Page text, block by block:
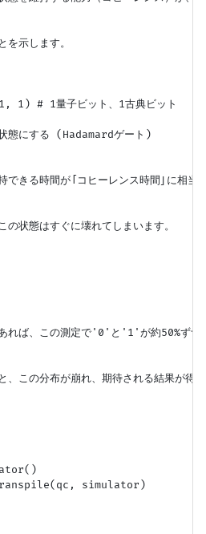
示します。
# 1量子ビット、1古典ビット
態にする (Hadamardゲート)
きる時間が「コヒーレンス時間」に相当
状態はすぐに壊れてしまいます。
れば、この測定で'0'と'1'が約50%ずつ
、この分布が崩れ、期待される結果が得
simulator)